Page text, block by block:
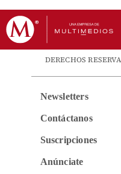
DERECHOS
Newsletters
Contáctanos
Suscripciones
Anúnciate